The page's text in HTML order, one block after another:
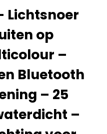
Lichtsnoer
op
–
Bluetooth
– 25
–